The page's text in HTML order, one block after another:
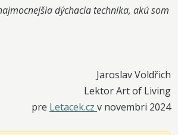
dýchacia technika, akú som
Jaroslav Voldřich
Lektor Art of Living
pre Letacek.cz v novembri 2024